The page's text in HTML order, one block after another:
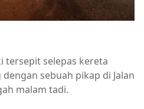
tersepit selepas kereta
sebuah pikap di Jalan
malam tadi.